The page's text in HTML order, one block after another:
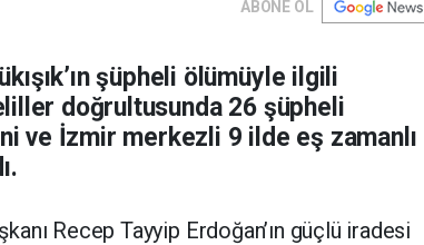
ABONE OL
şüpheli ölümüyle ilgili
doğrultusunda 26 şüpheli
ve İzmir merkezli 9 ilde eş zamanlı
Recep Tayyip Erdoğan’ın güçlü iradesi